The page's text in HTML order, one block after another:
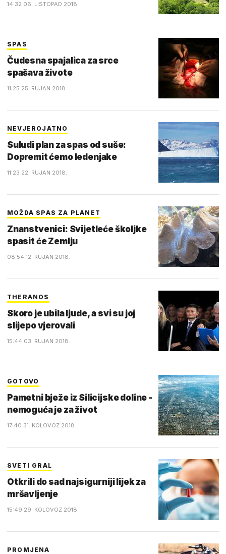
14:32 06. LISTOPAD 2018.
SPAS
Čudesna spajalica za srce
spašava živote
11:25 25. RUJAN 2018.
NEVJEROJATNO
Suludi plan za spas od suše:
Dopremit ćemo ledenjake
11:23 22. RUJAN 2018.
MOŽDA SPAS ZA PLANET
Znanstvenici: Svijetleće školjke
spasit će Zemlju
08:54 12. RUJAN 2018.
THERANOS
Skoro je ubila ljude, a svi su joj
slijepo vjerovali
15:44 03. RUJAN 2018.
GOTOVO
Pametni bježe iz Silicijske doline -
nemoguća je za život
17:40 31. KOLOVOZ 2018.
SVETI GRAL
Otkrili do sad najsigurniji lijek za
mršavljenje
15:49 29. KOLOVOZ 2018.
PROMJENA